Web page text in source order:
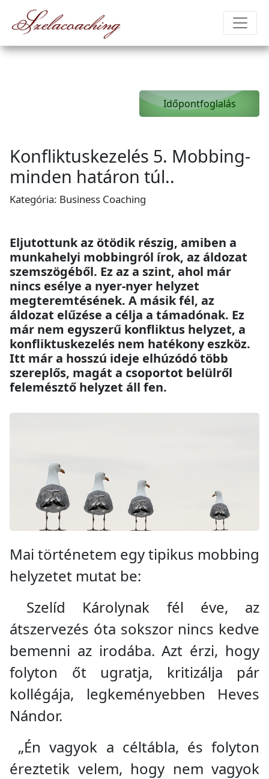
Szelacoaching
Időpontfoglalás
Konfliktuskezelés 5. Mobbing-
minden határon túl..
Kategória: Business Coaching
Eljutottunk az ötödik részig, amiben a
munkahelyi mobbingról írok, az áldozat
szemszögéből. Ez az a szint, ahol már
nincs esélye a nyer-nyer helyzet
megteremtésének. A másik fél, az
áldozat elűzése a célja a támadónak. Ez
már nem egyszerű konfliktus helyzet, a
konfliktuskezelés nem hatékony eszköz.
Itt már a hosszú ideje elhúzódó több
szereplős, magát a csoportot belülről
felemésztő helyzet áll fen.
Mai történetem egy tipikus mobbing
helyzetet mutat be:
Szelíd Károlynak fél éve, az
átszervezés óta sokszor nincs kedve
bemenni az irodába. Azt érzi, hogy
folyton őt ugratja, kritizálja pár
kollégája, legkeményebben Heves
Nándor.
„Én vagyok a céltábla, és folyton
éreztetik velem, hogy nem vagyok